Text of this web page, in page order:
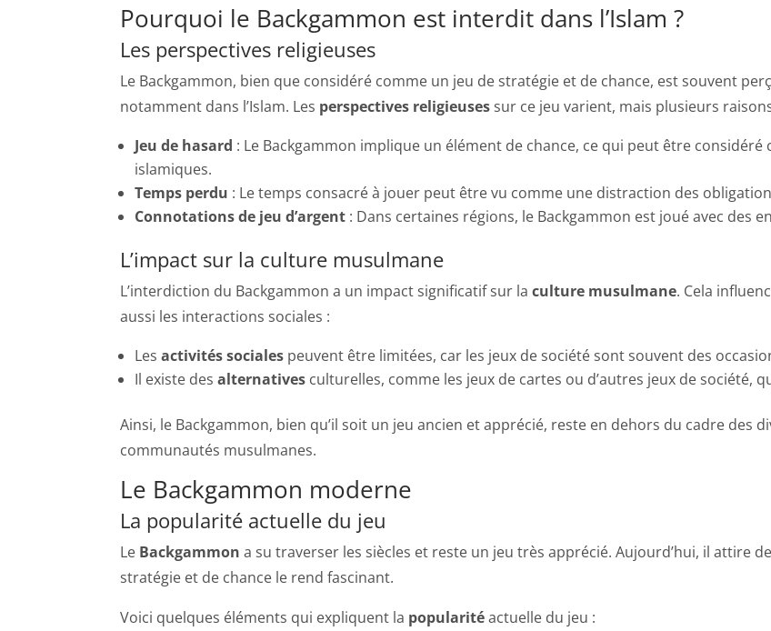
Pourquoi le Backgammon est interdit dans l’Islam ?
Les perspectives religieuses
Le Backgammon, bien que considéré comme un jeu de stratégie et de chance, est souvent
notamment dans l’Islam. Les perspectives religieuses sur ce jeu varient, mais plusieurs
Jeu de hasard : Le Backgammon implique un élément de chance, ce qui peut être
islamiques.
Temps perdu : Le temps consacré à jouer peut être vu comme une distraction des
Connotations de jeu d’argent : Dans certaines régions, le Backgammon est joué avec des
L’impact sur la culture musulmane
L’interdiction du Backgammon a un impact significatif sur la culture musulmane. Cela
aussi les interactions sociales :
Les activités sociales peuvent être limitées, car les jeux de société sont souvent des
Il existe des alternatives culturelles, comme les jeux de cartes ou d’autres jeux de société,
Ainsi, le Backgammon, bien qu’il soit un jeu ancien et apprécié, reste en dehors du cadre des
communautés musulmanes.
Le Backgammon moderne
La popularité actuelle du jeu
Le Backgammon a su traverser les siècles et reste un jeu très apprécié. Aujourd’hui, il attire
stratégie et de chance le rend fascinant.
Voici quelques éléments qui expliquent la popularitéactuelle du jeu :